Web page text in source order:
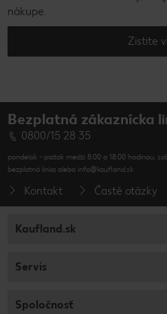
nákupe.
Zistite
Bezplatná zákaznícka
0800/15 28 35
pondelok - piatok medzi 8:00 a 18:00 hodinou,
bezplatná linka alebo info@kaufland.sk
Kontakt Časté otázky
Kaufland.sk
Servis
Spoločnosť